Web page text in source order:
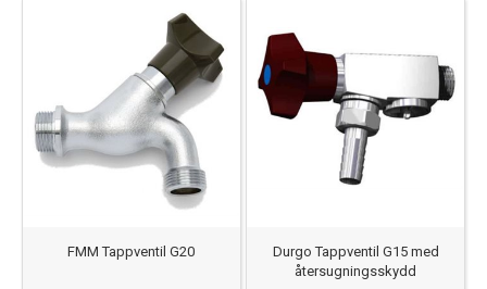
FMM Tappventil G20
Durgo Tappventil G15 med
återsugningsskydd